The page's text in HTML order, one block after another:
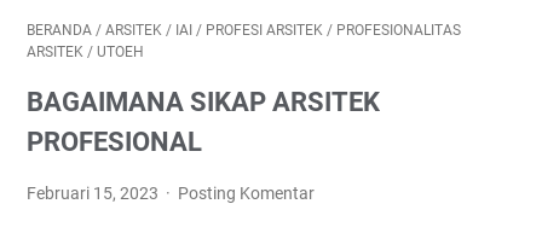
BERANDA / ARSITEK / IAI / PROFESI ARSITEK / PROFESIONALITAS
ARSITEK / UTOEH
BAGAIMANA SIKAP ARSITEK
PROFESIONAL
Februari 15, 2023 Posting Komentar